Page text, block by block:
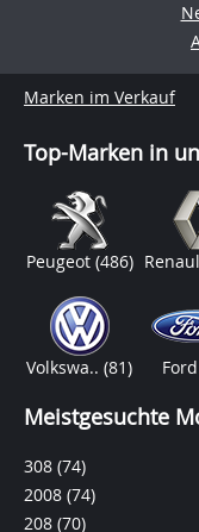
Marken im Verkauf
Top-Marken in
Peugeot (486)
Volkswa..(81) Ford
Meistgesuchte
308 (74)
2008 (74)
208 (70)